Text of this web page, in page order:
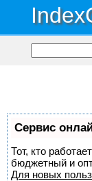
Сервис
Тот, кто
бюджетный и
Для новых